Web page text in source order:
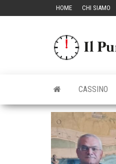
HOME CHI SIAMO
CASSINO